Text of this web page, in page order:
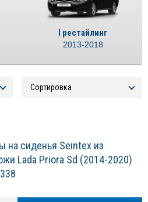
I рестайлинг
2013-2018
на сиденья Seintex из
Lada Priora Sd (2014-2020)